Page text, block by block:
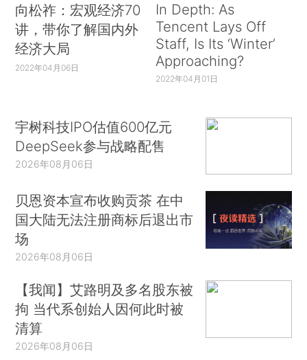
向松祚：宏观经济70
讲，带你了解国内外
经济大局
2022年04月06日
In Depth: As
Tencent Lays Off
Staff, Is Its ‘Winter’
Approaching?
2022年04月01日
宇树科技IPO估值600亿元
DeepSeek参与战略配售
2026年08月06日
贝恩资本宣布收购贡茶 在中
国大陆无法注册商标后退出市
场
2026年08月06日
【我闻】艾路明及多名股东被
拘 当代系创始人因何此时被
清算
2026年08月06日